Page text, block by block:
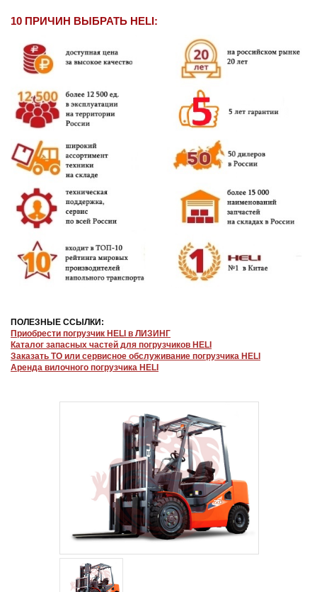
10 ПРИЧИН ВЫБРАТЬ HELI:
ПОЛЕЗНЫЕ ССЫЛКИ:
Приобрести погрузчик HELI в ЛИЗИНГ
Каталог запасных частей для погрузчиков HELI
Заказать ТО или сервисное обслуживание погрузчика HELI
Аренда вилочного погрузчика HELI